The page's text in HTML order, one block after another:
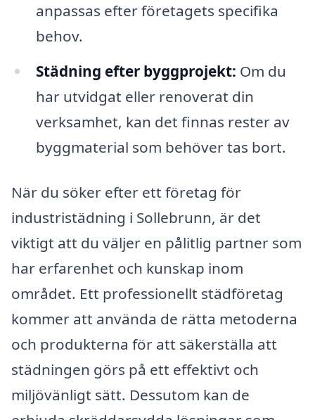
anpassas efter företagets specifika
behov.
Städning efter byggprojekt: Om du
har utvidgat eller renoverat din
verksamhet, kan det finnas rester av
byggmaterial som behöver tas bort.
När du söker efter ett företag för
industristädning i Sollebrunn, är det
viktigt att du väljer en pålitlig partner som
har erfarenhet och kunskap inom
området. Ett professionellt städföretag
kommer att använda de rätta metoderna
och produkterna för att säkerställa att
städningen görs på ett effektivt och
miljövänligt sätt. Dessutom kan de